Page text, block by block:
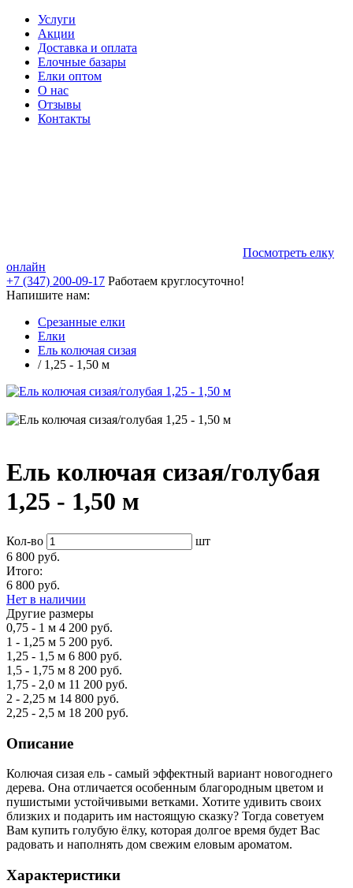
Услуги
Акции
Доставка и оплата
Елочные базары
Елки оптом
О нас
Отзывы
Контакты
Посмотреть елку
онлайн
+7 (347) 200-09-17 Работаем круглосуточно!
Напишите нам:
Срезанные елки
Елки
Ель колючая сизая
/ 1,25 - 1,50 м
Ель колючая сизая/голубая
1,25 - 1,50 м
Кол-во
шт
6 800 руб.
Итого:
6 800 руб.
Нет в наличии
Другие размеры
0,75 - 1 м 4 200 руб.
1 - 1,25 м 5 200 руб.
1,25 - 1,5 м 6 800 руб.
1,5 - 1,75 м 8 200 руб.
1,75 - 2,0 м 11 200 руб.
2 - 2,25 м 14 800 руб.
2,25 - 2,5 м 18 200 руб.
Описание
Колючая сизая ель - самый эффектный вариант новогоднего
дерева. Она отличается особенным благородным цветом и
пушистыми устойчивыми ветками. Хотите удивить своих
близких и подарить им настоящую сказку? Тогда советуем
Вам купить голубую ёлку, которая долгое время будет Вас
радовать и наполнять дом свежим еловым ароматом.
Характеристики